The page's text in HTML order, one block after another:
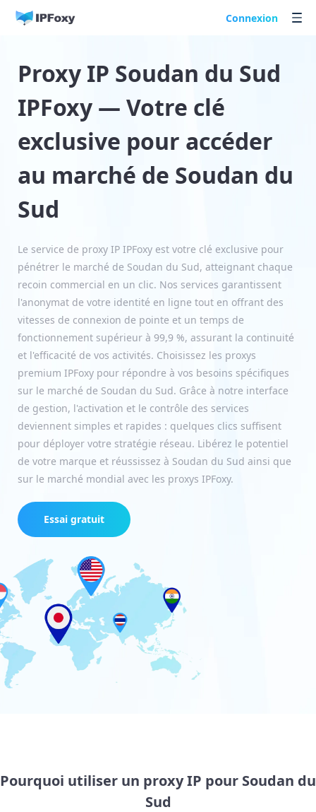
Connexion
Proxy IP Soudan du Sud
IPFoxy — Votre clé
exclusive pour accéder
au marché de Soudan du
Sud
Le service de proxy IP IPFoxy est votre clé exclusive pour
pénétrer le marché de Soudan du Sud, atteignant chaque
recoin commercial en un clic. Nos services garantissent
l'anonymat de votre identité en ligne tout en offrant des
vitesses de connexion de pointe et un temps de
fonctionnement supérieur à 99,9 %, assurant la continuité
et l'efficacité de vos activités. Choisissez les proxys
premium IPFoxy pour répondre à vos besoins spécifiques
sur le marché de Soudan du Sud. Grâce à notre interface
de gestion, l'activation et le contrôle des services
deviennent simples et rapides : quelques clics suffisent
pour déployer votre stratégie réseau. Libérez le potentiel
de votre marque et réussissez à Soudan du Sud ainsi que
sur le marché mondial avec les proxys IPFoxy.
Essai gratuit
Pourquoi utiliser un proxy IP pour Soudan du
Sud